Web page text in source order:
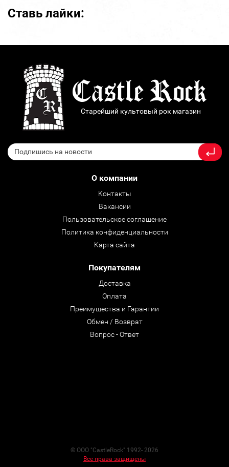
Ставь лайки:
Старейший культовый рок магазин
О компании
Контакты
Вакансии
Пользовательское соглашение
Политика конфиденциальности
Карта сайта
Покупателям
Доставка
Оплата
Преимущества и Гарантии
Обмен / Возврат
Вопрос - Ответ
© ООО "CastleRock" 1992- 2026
Все права защищены